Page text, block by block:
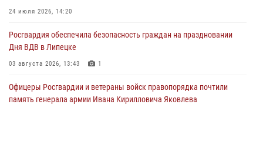
24 июля 2026, 14:20
Росгвардия обеспечила безопасность граждан на праздновании
Дня ВДВ в Липецке
03 августа 2026, 13:43 1
Офицеры Росгвардии и ветераны войск правопорядка почтили
память генерала армии Ивана Кирилловича Яковлева